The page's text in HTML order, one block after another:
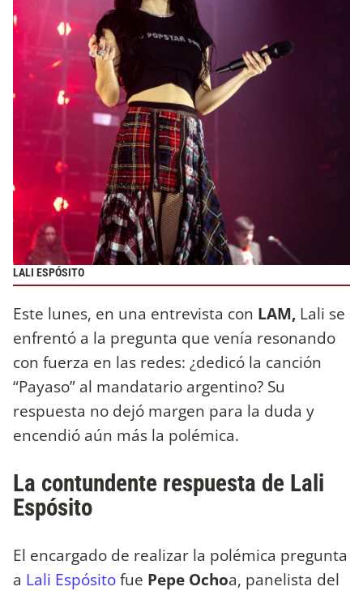
LALI ESPÓSITO
Este lunes, en una entrevista con LAM, Lali se
enfrentó a la pregunta que venía resonando
con fuerza en las redes: ¿dedicó la canción
“Payaso” al mandatario argentino? Su
respuesta no dejó margen para la duda y
encendió aún más la polémica.
La contundente respuesta de Lali
Espósito
El encargado de realizar la polémica pregunta
a Lali Espósitofue Pepe Ochoa, panelista del